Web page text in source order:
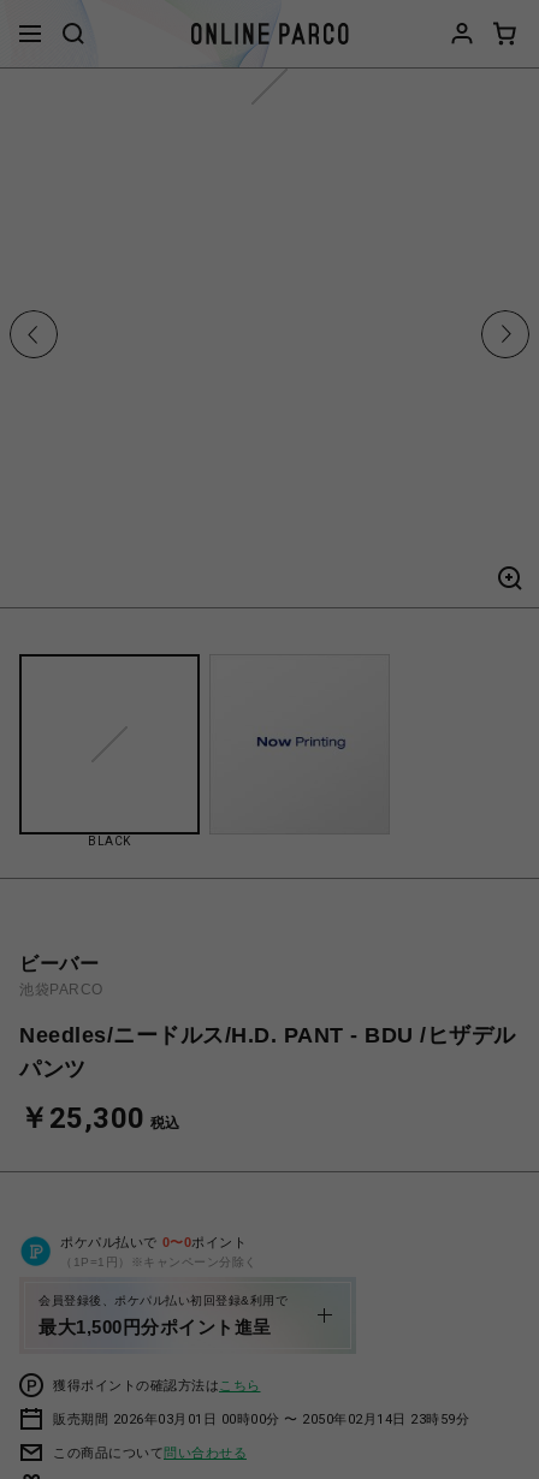
BLACK
ビーバー
池袋PARCO
Needles/ニードルス/H.D. PANT - BDU /ヒザデル
パンツ
￥25,300 税込
ポケパル払いで 0〜0ポイント
（1P=1円）※キャンペーン分除く
会員登録後、ポケパル払い初回登録&利用で
最大1,500円分ポイント進呈
獲得ポイントの確認方法は こちら
販売期間 2026年03月01日 00時00分 〜 2050年02月14日 23時59分
この商品について問い合わせる